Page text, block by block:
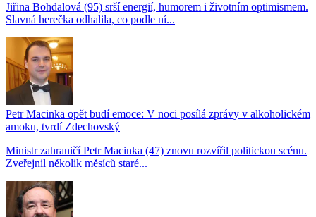
Jiřina Bohdalová (95) srší energií, humorem i životním optimismem.
Slavná herečka odhalila, co podle ní...
Petr Macinka opět budí emoce: V noci posílá zprávy v alkoholickém
amoku, tvrdí Zdechovský
Ministr zahraničí Petr Macinka (47) znovu rozvířil politickou scénu.
Zveřejnil několik měsíců staré...